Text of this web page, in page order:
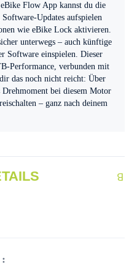
Flow App kannst du die
Updates aufspielen
wie eBike Lock aktivieren.
unterwegs – auch künftige
Software einspielen. Dieser
Performance, verbunden mit
das noch nicht reicht: Über
bei diesem Motor
– ganz nach deinem